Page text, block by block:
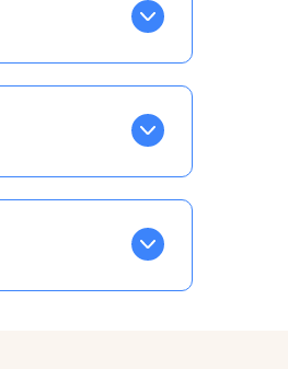
à cet effet
à tous, partout,